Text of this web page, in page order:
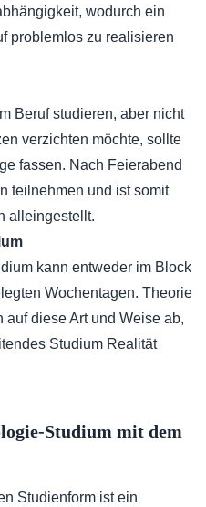
wodurch ein
problemlos zu realisieren
Beruf studieren, aber nicht
verzichten möchte, sollte
fassen. Nach Feierabend
teilnehmen und ist somit
alleingestellt.
kann entweder im Block
Wochentagen. Theorie
diese Art und Weise ab,
Studium Realität
Studium mit dem
Studienform ist ein